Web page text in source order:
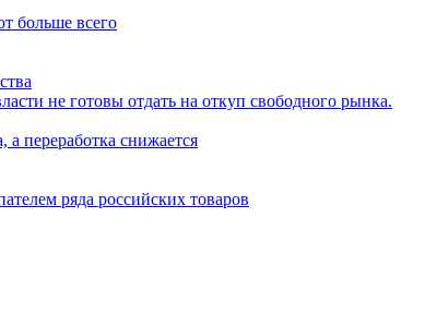
больше всего
не готовы отдать на откуп свободного рынка.
а переработка снижается
ряда российских товаров